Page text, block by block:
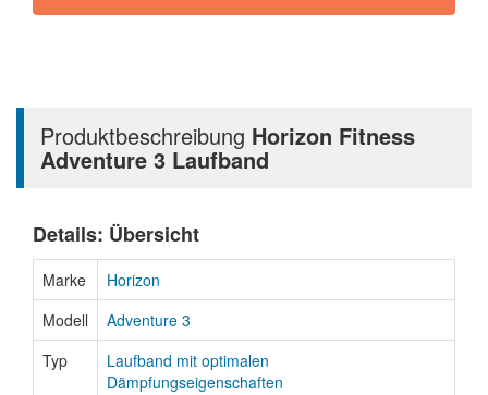
Produktbeschreibung Horizon Fitness
Adventure 3 Laufband
Details: Übersicht
Marke
Horizon
Modell
Adventure 3
Typ
Laufband mit optimalen
Dämpfungseigenschaften